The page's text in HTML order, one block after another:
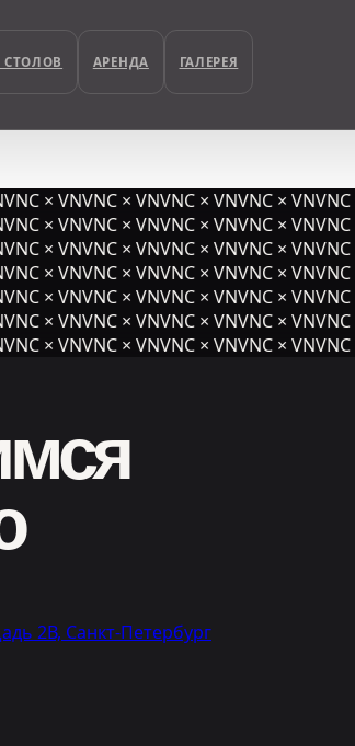
СТОЛОВ АРЕНДА ГАЛЕРЕЯ
× VNVNC × VNVNC × VNVNC ×
× VNVNC × VNVNC × VNVNC ×
× VNVNC × VNVNC × VNVNC ×
× VNVNC × VNVNC ×VNVNC × VNVNC
× VNVNC × VNVNC × VNVNC ×
× VNVNC × VNVNC × VNVNC ×
× VNVNC × VNVNC × VNVNC ×
2В, Санкт-Петербург